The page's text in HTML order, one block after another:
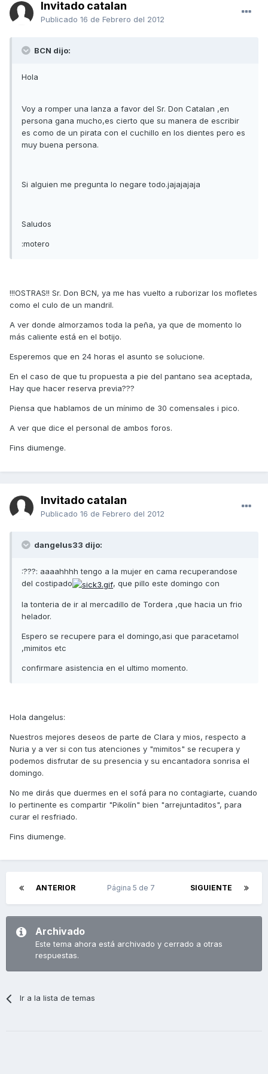
Invitado catalan
Publicado 16 de Febrero del 2012
BCN dijo:
Hola
Voy a romper una lanza a favor del Sr. Don Catalan ,en
persona gana mucho,es cierto que su manera de escribir
es como de un pirata con el cuchillo en los dientes pero es
muy buena persona.
Si alguien me pregunta lo negare todo.jajajajaja
Saludos
:motero
!!!OSTRAS!! Sr. Don BCN, ya me has vuelto a ruborizar los mofletes
como el culo de un mandril.
A ver donde almorzamos toda la peña, ya que de momento lo
más caliente está en el botijo.
Esperemos que en 24 horas el asunto se solucione.
En el caso de que tu propuesta a pie del pantano sea aceptada,
Hay que hacer reserva previa???
Piensa que hablamos de un mínimo de 30 comensales i pico.
A ver que dice el personal de ambos foros.
Fins diumenge.
Invitado catalan
Publicado 16 de Febrero del 2012
dangelus33 dijo:
:???: aaaahhhh tengo a la mujer en cama recuperandose
del costipado
, que pillo este domingo con
la tonteria de ir al mercadillo de Tordera ,que hacia un frio
helador.
Espero se recupere para el domingo,asi que paracetamol
,mimitos etc
confirmare asistencia en el ultimo momento.
Hola dangelus:
Nuestros mejores deseos de parte de Clara y mios, respecto a
Nuria y a ver si con tus atenciones y "mimitos" se recupera y
podemos disfrutar de su presencia y su encantadora sonrisa el
domingo.
No me dirás que duermes en el sofá para no contagiarte, cuando
lo pertinente es compartir "Pikolín" bien "arrejuntaditos", para
curar el resfriado.
Fins diumenge.
ANTERIOR SIGUIENTE
Página 5 de 7
Archivado
Este tema ahora está archivado y cerrado a otras
respuestas.
Ir a la lista de temas